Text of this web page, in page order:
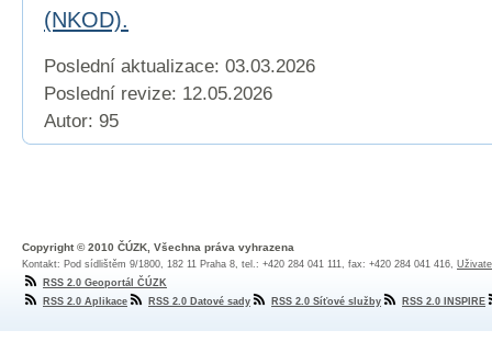
(NKOD).
Poslední aktualizace: 03.03.2026
Poslední revize: 12.05.2026
Autor: 95
Copyright © 2010 ČÚZK, Všechna práva vyhrazena
Kontakt: Pod sídlištěm 9/1800, 182 11 Praha 8, tel.: +420 284 041 111, fax: +420 284 041 416,
RSS 2.0 Geoportál ČÚZK
RSS 2.0 Aplikace
RSS 2.0 Datové sady RSS 2.0 Síťové služby RSS 2.0 INSPIRE